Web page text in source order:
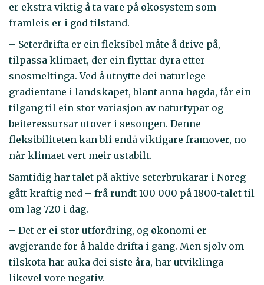
er ekstra viktig å ta vare på økosystem som
framleis er i god tilstand.
– Seterdrifta er ein fleksibel måte å drive på,
tilpassa klimaet, der ein flyttar dyra etter
snøsmeltinga. Ved å utnytte dei naturlege
gradientane i landskapet, blant anna høgda, får ein
tilgang til ein stor variasjon av naturtypar og
beiteressursar utover i sesongen. Denne
fleksibiliteten kan bli endå viktigare framover, no
når klimaet vert meir ustabilt.
Samtidig har talet på aktive seterbrukarar i Noreg
gått kraftig ned – frå rundt 100 000 på 1800-talet til
om lag 720 i dag.
– Det er ei stor utfordring, og økonomi er
avgjerande for å halde drifta i gang. Men sjølv om
tilskota har auka dei siste åra, har utviklinga
likevel vore negativ.